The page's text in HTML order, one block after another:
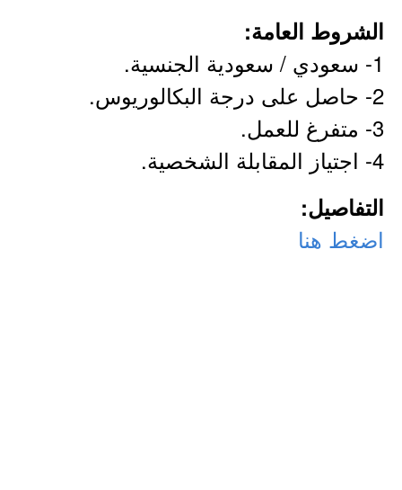
الشروط العامة:
1- سعودي / سعودية الجنسية.
2- حاصل على درجة البكالوريوس.
3- متفرغ للعمل.
4- اجتياز المقابلة الشخصية.
التفاصيل:
اضغط هنا